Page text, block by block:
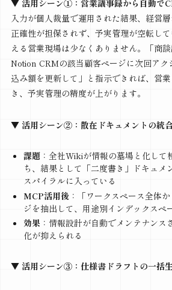
▼ 活用シーン①：営業議事録から自動で
入力が個人裁量で運用された結果、経営
正確性が担保されず、予実管理が空転し
える営業現場は少なくありません。「商談
Notion CRMの該当顧客ページに次回アク
込み額を更新して」と指示できれば、営
き、予実管理の精度が上がります。
▼ 活用シーン②：散在ドキュメントの統
課題：全社Wikiが情報の墓場と化して
ち、結果として「二度書き」ドキュメ
スパイラルに入っている
MCP活用後 ：「ワークスペース全体
ジを抽出して、用途別インデックスペ
効果：情報設計が自動でメンテナンス
化が抑えられる
▼ 活用シーン③：仕様書ドラフトの一括